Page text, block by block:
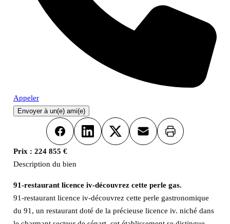
Appeler
Envoyer à un(e) ami(e)
FacebookLinkedInX Email Imprimer
Prix : 224 855 €
Description du bien
91-restaurant licence iv-découvrez cette perle gas.
91-restaurant licence iv-découvrez cette perle gastronomique
du 91, un restaurant doté de la précieuse licence iv. niché dans